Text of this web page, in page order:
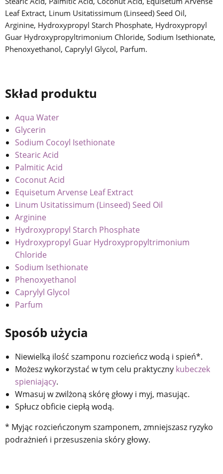
Leaf Extract, Linum Usitatissimum (Linseed) Seed Oil,
Arginine, Hydroxypropyl Starch Phosphate, Hydroxypropyl
Guar Hydroxypropyltrimonium Chloride, Sodium Isethionate,
Phenoxyethanol, Caprylyl Glycol, Parfum.
Skład produktu
Aqua Water
Glycerin
Sodium Cocoyl Isethionate
Stearic Acid
Palmitic Acid
Coconut Acid
Equisetum Arvense Leaf Extract
Linum Usitatissimum (Linseed) Seed Oil
Arginine
Hydroxypropyl Starch Phosphate
Hydroxypropyl Guar Hydroxypropyltrimonium
Chloride
Sodium Isethionate
Phenoxyethanol
Caprylyl Glycol
Parfum
Sposób użycia
Niewielką ilość szamponu rozcieńcz wodą i spień*.
Możesz wykorzystać w tym celu praktyczny kubeczek
spieniający.
Wmasuj w zwilżoną skórę głowy i myj, masując.
Spłucz obficie ciepłą wodą.
* Myjąc rozcieńczonym szamponem, zmniejszasz ryzyko
podrażnień i przesuszenia skóry głowy.